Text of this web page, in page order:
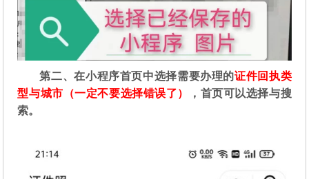
第二、在小程序首页中选择需要办理的证件回执类
型与城市（一定不要选择错误了）
，首页可以选择与搜
索。